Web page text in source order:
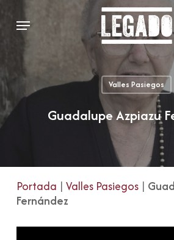
main
Menu
Valles Pasiegos
Guadalupe Azpiazu
Portada | Valles Pasiegos|
Fernández